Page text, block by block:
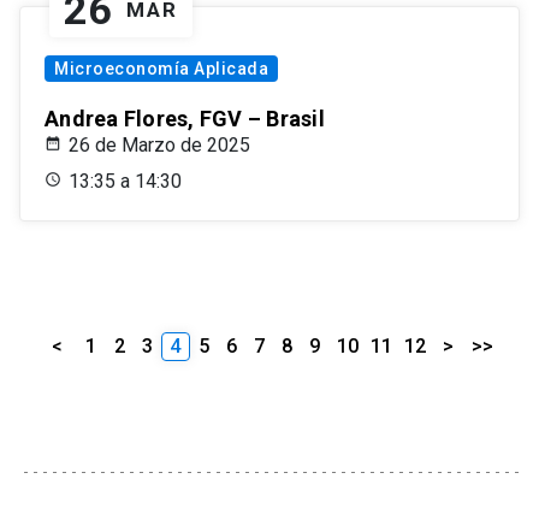
26 MAR
Microeconomía Aplicada
Andrea Flores, FGV – Brasil
26 de Marzo de 2025
13:35 a 14:30
< 1 2 3 4 5 6 7 8 9 10 11 12 > >>